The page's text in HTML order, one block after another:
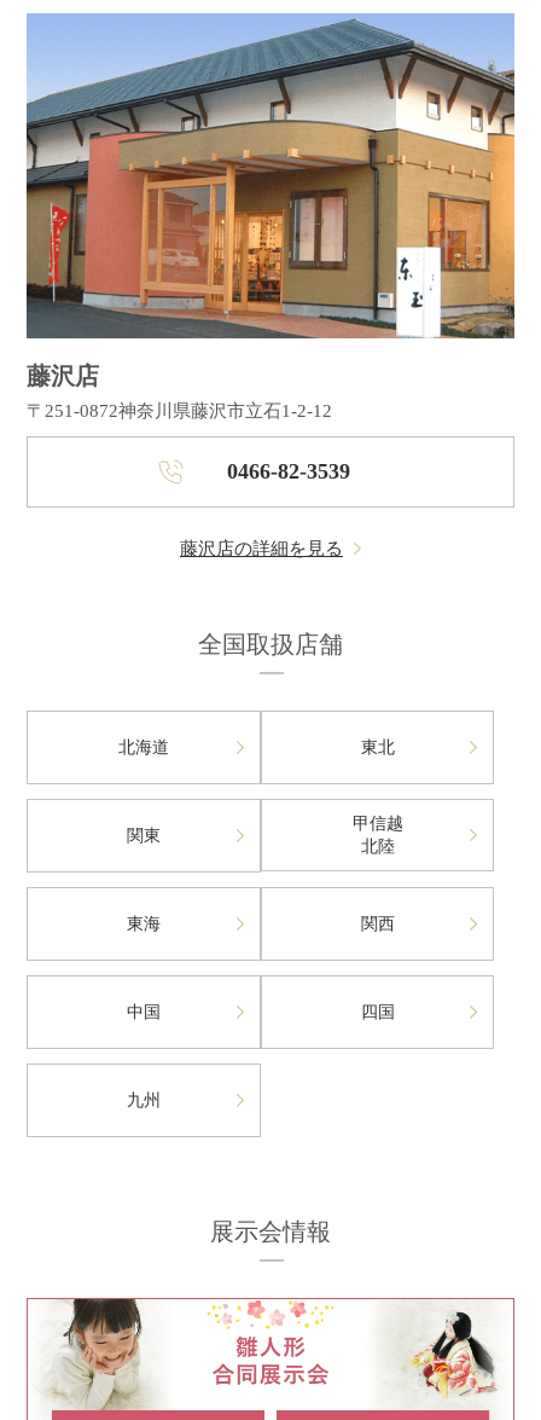
藤沢店
〒251-0872神奈川県藤沢市立石1-2-12
0466-82-3539
藤沢店の詳細を見る
全国取扱店舗
北海道 東北
関東
甲信越
北陸
東海 関西
中国 四国
九州
展示会情報